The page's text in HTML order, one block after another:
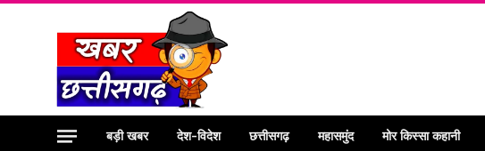
बड़ी खबर देश-विदेश छत्तीसगढ़ महासमुंद मोर किस्सा कहानी